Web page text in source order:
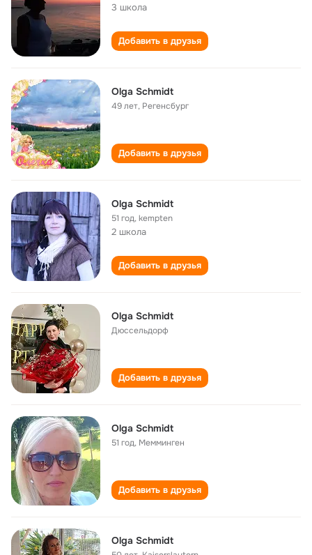
3 школа
Добавить в друзья
Olga Schmidt
49 лет, Регенсбург
Добавить в друзья
Olga Schmidt
51 год,kempten
2 школа
Добавить в друзья
Olga Schmidt
Дюссельдорф
Добавить в друзья
Olga Schmidt
51 год, Мемминген
Добавить в друзья
Olga Schmidt